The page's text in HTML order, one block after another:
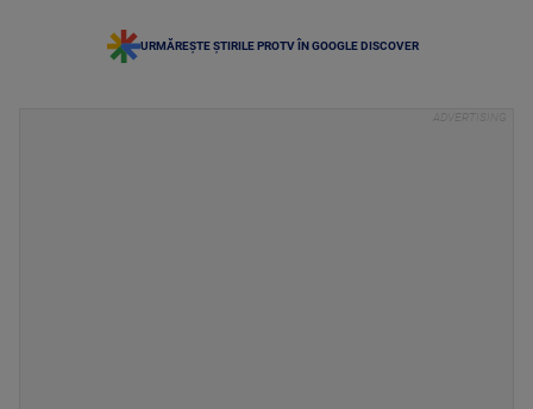
URMĂREȘTE ȘTIRILE PROTV ÎN GOOGLE DISCOVER